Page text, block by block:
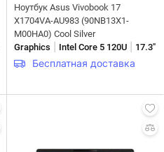
Ноутбук Asus Vivobook 17
X1704VA-AU983 (90NB13X1-
M00HA0) Cool Silver
Graphics
Intel Core 5 120U 17.3"
Бесплатная доставка